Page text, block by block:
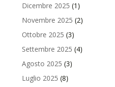
Dicembre 2025 (1)
Novembre 2025 (2)
Ottobre 2025 (3)
Settembre 2025 (4)
Agosto 2025 (3)
Luglio 2025 (8)